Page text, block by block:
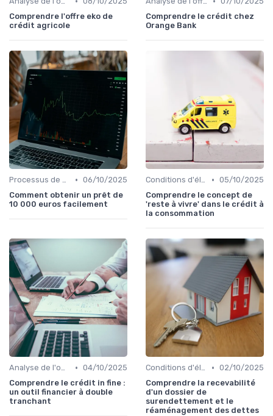
Comprendre l'offre eko de
crédit agricole
Comprendre le crédit chez
Orange Bank
Processus de demande • 06/10/2025
Comment obtenir un prêt de
10 000 euros facilement
Conditions d'éligibilité • 05/10/2025
Comprendre le concept de
'reste à vivre' dans le crédit à
la consommation
Analyse de l'offre de prêt • 04/10/2025
Comprendre le crédit in fine :
un outil financier à double
tranchant
Conditions d'éligibilité • 02/10/2025
Comprendre la recevabilité
d'un dossier de
surendettement et le
réaménagement des dettes